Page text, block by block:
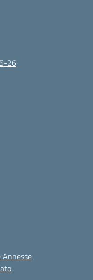
26
Annesse